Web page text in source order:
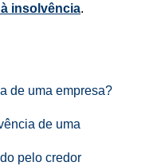
insolvência.
de uma empresa?
de uma
pelo credor